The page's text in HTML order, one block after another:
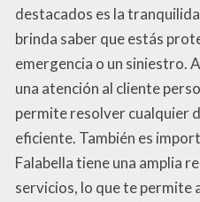
destacados es la
brinda saber que estás
emergencia o un siniestro.
una atención al cliente
permite resolver cualquier
eficiente. También es
Falabella tiene una amplia
servicios, lo que te permite